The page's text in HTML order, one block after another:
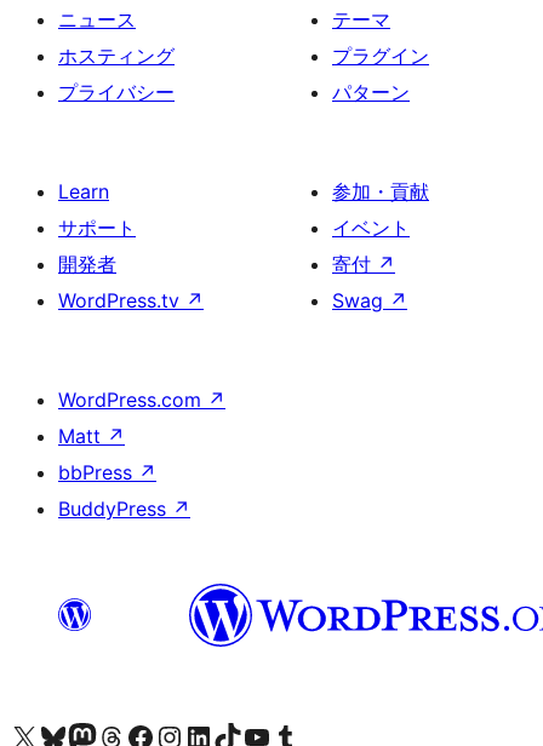
ニュース
ホスティング
プライバシー
テーマ
プラグイン
パターン
Learn
サポート
開発者
WordPress.tv ↗
参加・貢献
イベント
寄付 ↗
Swag ↗
WordPress.com ↗
Matt ↗
bbPress ↗
BuddyPress ↗
X (旧 Twitter) アカウントへBluesky アカウントへMastodon アカウントへThreads アカウントへ Facebook ページへInstagram アカウントへ LinkedIn アカウントへTikTok アカウントへYouTube チャンネルへ Tumblr アカウントへ